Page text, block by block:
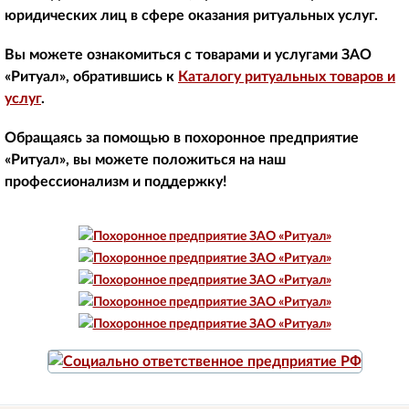
юридических лиц в сфере оказания ритуальных услуг.
Вы можете ознакомиться с товарами и услугами ЗАО
«Ритуал», обратившись к Каталогу ритуальных товаров и
услуг.
Обращаясь за помощью в похоронное предприятие
«Ритуал», вы можете положиться на наш
профессионализм и поддержку!